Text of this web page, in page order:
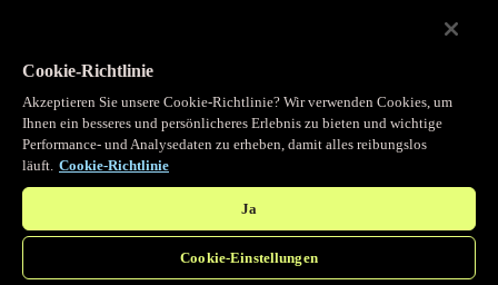
Programmierbarer Cache
Erhalten Sie vollständigen programmatischen Zugriff auf das
legendäre Caching, das unser CDN antreibt.
Cookie-Richtlinie
Akzeptieren Sie unsere Cookie-Richtlinie? Wir verwenden Cookies, um
Ihnen ein besseres und persönlicheres Erlebnis zu bieten und wichtige
Performance- und Analysedaten zu erheben, damit alles reibungslos
läuft. Cookie-Richtlinie
Ja
Cookie-Einstellungen